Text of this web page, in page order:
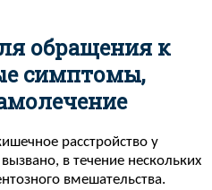
обращения к
симптомы,
расстройство у
в течение нескольких
вмешательства.